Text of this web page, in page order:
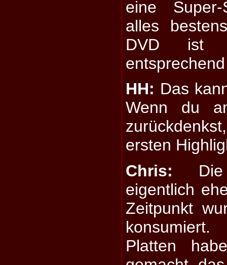
eine
alles
DVD ist
HH: Das
Wenn du
ersten
Chris: Die
eigentlich
Zeitpunkt
Platten